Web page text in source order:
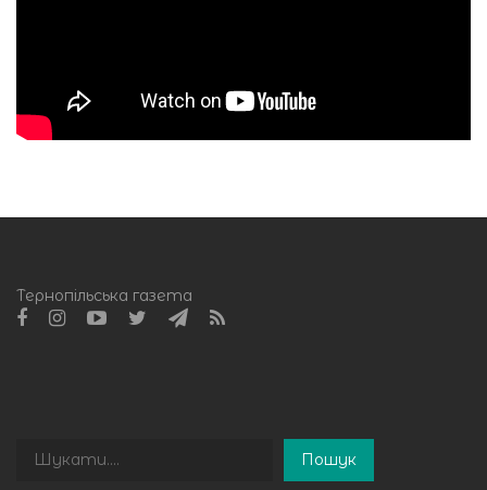
Тернопільська газета
Пошук
Пошук